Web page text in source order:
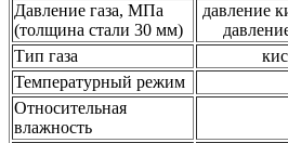
Давление газа, МПа
(толщина стали 30 мм)
давление
Тип газа
Температурный режим
Относительная
влажность